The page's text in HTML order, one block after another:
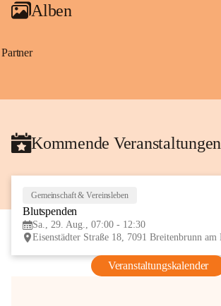
Alben
Partner
Kommende Veranstaltungen
Gemeinschaft & Vereinsleben
Blutspenden
Sa., 29. Aug., 07:00 - 12:30
Veranstaltungskalender